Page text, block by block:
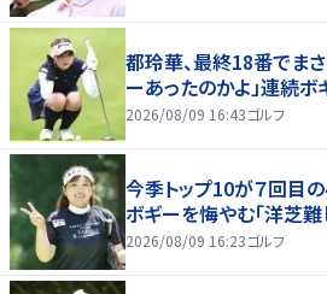
都玲華、最終18番でま
ーあったのかよ」連続
2026/08/09 16:43ゴルフ
今季トップ10が７回目
ボギーを悔やむ「洋芝難
2026/08/09 16:23ゴルフ